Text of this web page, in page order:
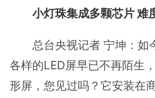
小灯珠集成多颗芯片 难
总台央视记者 宁坤：如
各样的LED屏早已不再陌生
形屏，您见过吗？它安装在